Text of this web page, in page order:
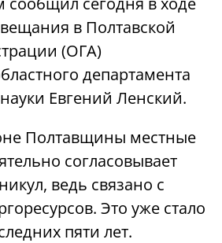
в Полтавской
(ОГА)
департамента
Евгений Ленский.
Полтавщины местные
согласовывает
ведь связано с
Это уже стало
пяти лет.